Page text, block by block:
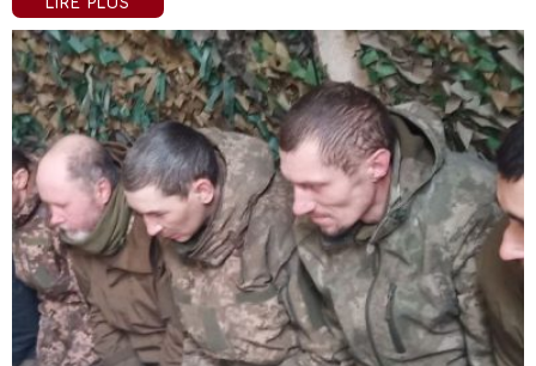
LIRE PLUS